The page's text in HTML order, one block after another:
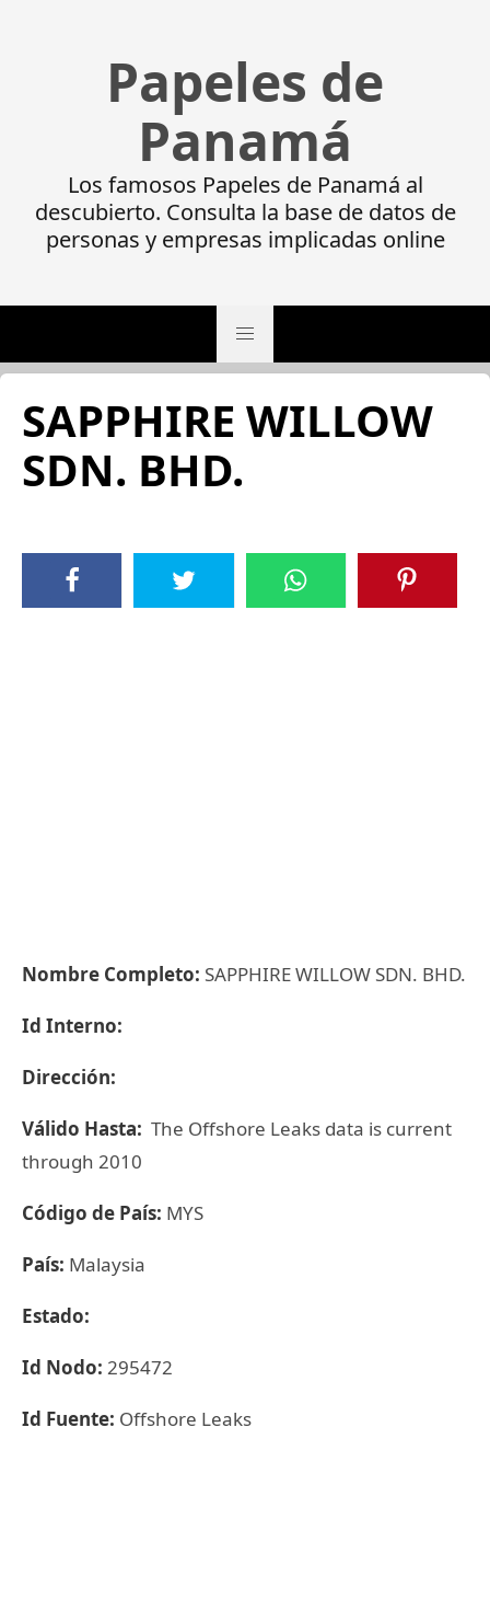
Papeles de
Panamá
Los famosos Papeles de Panamá al
descubierto. Consulta la base de datos de
personas y empresas implicadas online
SAPPHIRE WILLOW
SDN. BHD.
Nombre Completo: SAPPHIRE WILLOW SDN. BHD.
Id Interno:
Dirección:
Válido Hasta: The Offshore Leaks data is current
through 2010
Código de País: MYS
País: Malaysia
Estado:
Id Nodo: 295472
Id Fuente: Offshore Leaks